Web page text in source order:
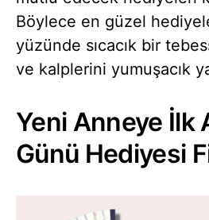
Böylece en güzel
yüzünde sıcacık bir
ve kalplerini yumuşacık
Yeni Anneye İlk
Günü Hediyesi